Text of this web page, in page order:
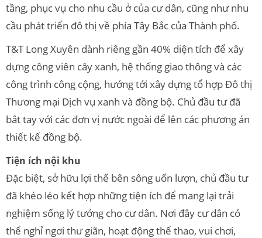
tầng, phục vụ cho nhu cầu ở của cư dân, cũng như nhu
cầu phát triển đô thị về phía Tây Bắc của Thành phố.
T&T Long Xuyên dành riêng gần 40% diện tích để xây
dựng công viên cây xanh, hệ thống giao thông và các
công trình công cộng, hướng tới xây dựng tổ hợp Đô thị
Thương mại Dịch vụ xanh và đồng bộ. Chủ đầu tư đã
bắt tay với các đơn vị nước ngoài để lên các phương án
thiết kế đồng bộ.
Tiện ích nội khu
Đặc biệt, sở hữu lợi thế bên sông uốn lượn, chủ đầu tư
đã khéo léo kết hợp những tiện ích để mang lại trải
nghiệm sống lý tưởng cho cư dân. Nơi đây cư dân có
thể nghỉ ngơi thư giãn, hoạt động thể thao, vui chơi,